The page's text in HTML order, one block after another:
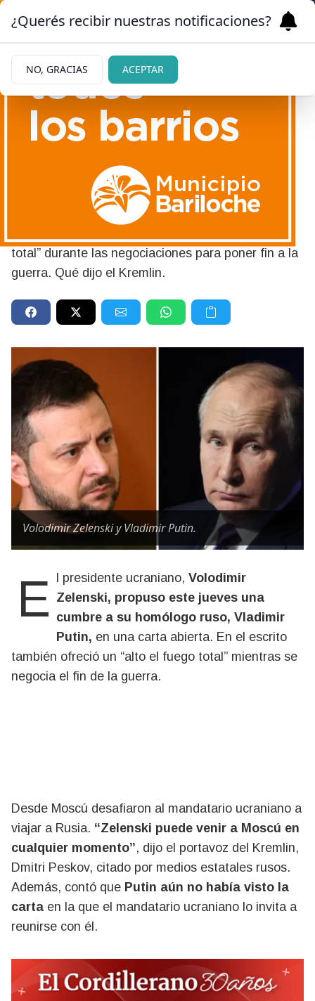
Guerra en Ucrania: Zelenski
invitó a Putin a una reunión
total” durante las negociaciones para poner fin a la
guerra. Qué dijo el Kremlin.
Volodimir Zelenski y Vladimir Putin.
El presidente ucraniano, Volodimir
Zelenski, propuso este jueves una
cumbre a su homólogo ruso, Vladimir
Putin, en una carta abierta. En el escrito
también ofreció un “alto el fuego total” mientras se
negocia el fin de la guerra.
Desde Moscú desafiaron al mandatario ucraniano a
viajar a Rusia. “Zelenski puede venir a Moscú en
cualquier momento”, dijo el portavoz del Kremlin,
Dmitri Peskov, citado por medios estatales rusos.
Además, contó que Putin aún no había visto la
carta en la que el mandatario ucraniano lo invita a
reunirse con él.
¿Querés recibir nuestras notificaciones?
NO, GRACIAS ACEPTAR